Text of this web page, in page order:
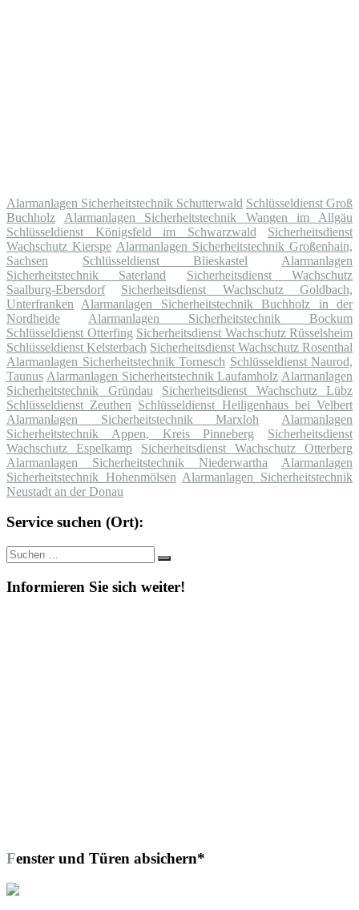
Alarmanlagen Sicherheitstechnik Schutterwald Schlüsseldienst Groß
Buchholz
Alarmanlagen Sicherheitstechnik Wangen im Allgäu
Schlüsseldienst Königsfeld im Schwarzwald
Sicherheitsdienst
Wachschutz Kierspe Alarmanlagen Sicherheitstechnik Großenhain,
Sachsen
Schlüsseldienst Blieskastel
Alarmanlagen
Sicherheitstechnik Saterland
Sicherheitsdienst Wachschutz
Saalburg-Ebersdorf
Sicherheitsdienst Wachschutz Goldbach,
Unterfranken
Alarmanlagen Sicherheitstechnik Buchholz in der
Nordheide
Alarmanlagen Sicherheitstechnik Bockum
Schlüsseldienst Otterfing Sicherheitsdienst Wachschutz Rüsselsheim
Schlüsseldienst Kelsterbach Sicherheitsdienst Wachschutz Rosenthal
Alarmanlagen Sicherheitstechnik Tornesch Schlüsseldienst Naurod,
Taunus Alarmanlagen Sicherheitstechnik Laufamholz Alarmanlagen
Sicherheitstechnik Gründau
Sicherheitsdienst Wachschutz Lübz
Schlüsseldienst Zeuthen Schlüsseldienst Heiligenhaus bei Velbert
Alarmanlagen Sicherheitstechnik Marxloh
Alarmanlagen
Sicherheitstechnik Appen, Kreis Pinneberg
Sicherheitsdienst
Wachschutz Espelkamp
Sicherheitsdienst Wachschutz Otterberg
Alarmanlagen Sicherheitstechnik Niederwartha
Alarmanlagen
Sicherheitstechnik Hohenmölsen Alarmanlagen Sicherheitstechnik
Neustadt an der Donau
Service suchen (Ort):
Suche
nach:
Suchen
Informieren Sie sich weiter!
Fenster und Türen absichern*